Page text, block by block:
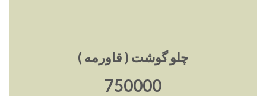
چلو گوشت ( قاورمه )
750000